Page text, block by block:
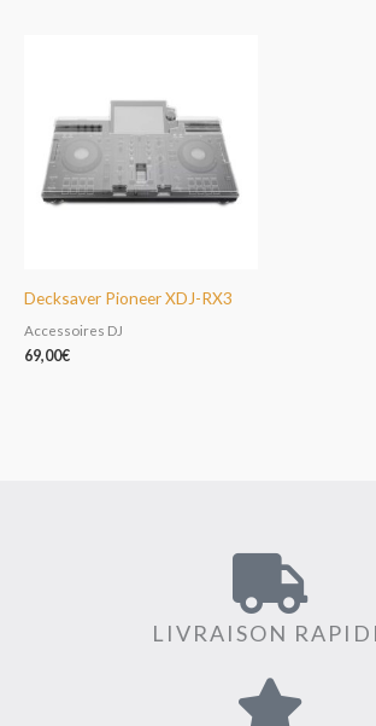
Decksaver Pioneer XDJ-RX3
Accessoires DJ
69,00€
LIVRAISON